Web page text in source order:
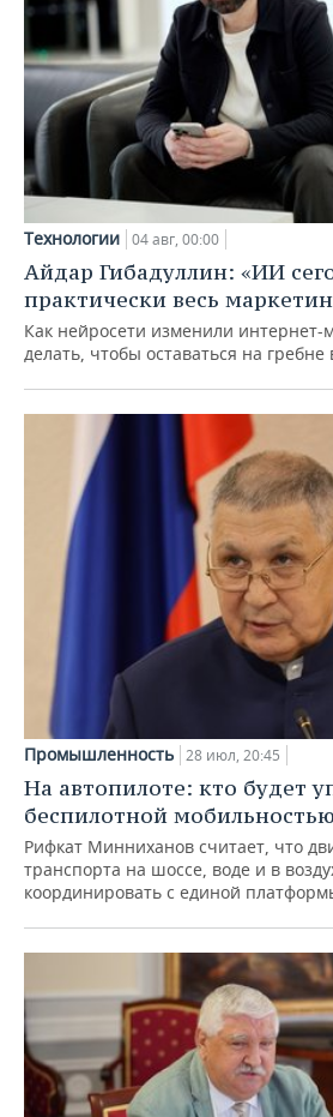
Технологии 04 авг, 00:00
Айдар Гибадуллин: «ИИ
практически весь
Как нейросети изменили интернет-
делать, чтобы оставаться на гребне
Промышленность 28 июл, 20:45
На автопилоте: кто будет
беспилотной мобильностью
Рифкат Минниханов считает, что
транспорта на шоссе, воде и в
координировать с единой